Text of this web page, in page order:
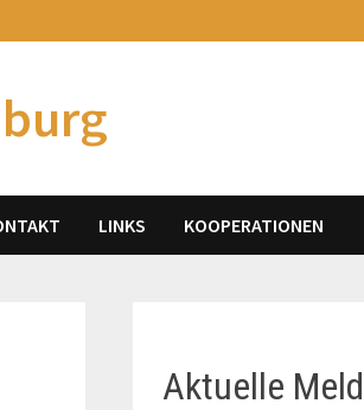
LINKS KOOPERATIONEN
Aktuelle